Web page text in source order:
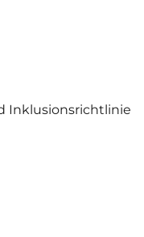
Inklusionsrichtlinie